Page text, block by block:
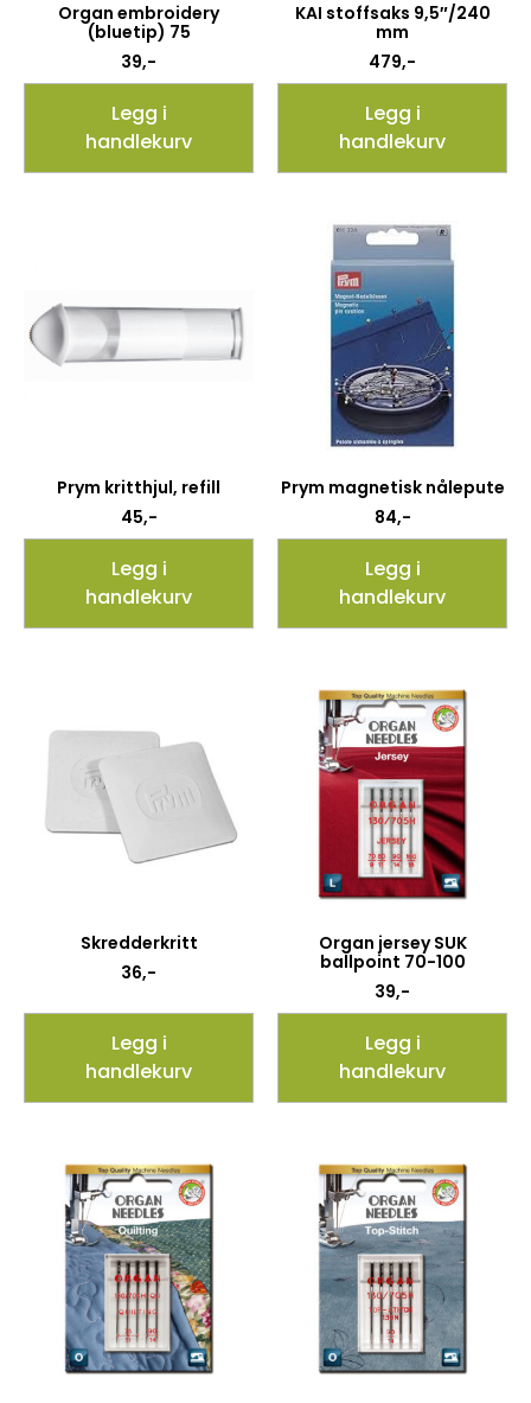
Organ embroidery
(bluetip) 75
39,-
Legg i
handlekurv
KAI stoffsaks 9,5″/240
mm
479,-
Legg i
handlekurv
Prym kritthjul, refill
45,-
Legg i
handlekurv
Prym magnetisk nålepute
84,-
Legg i
handlekurv
Skredderkritt
36,-
Legg i
handlekurv
Organ jersey SUK
ballpoint 70-100
39,-
Legg i
handlekurv